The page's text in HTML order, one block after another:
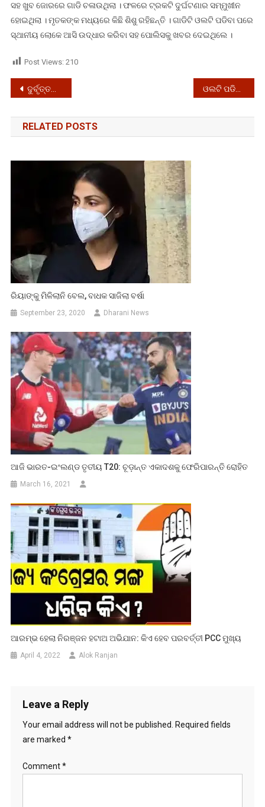
ସହ ଖୁବ ଜୋରରେ ଗାଡି ଚଳାଉଥିଲା । ଫଳରେ ଟ୍ରକଟି ଦୁର୍ଘଟଣାର ସମ୍ମୁଖୀନ
ହୋଇଥିଲା । ମୃତକଙ୍କ ମଧ୍ୟରେ କିଛି ଶିଶୁ ରହିଛନ୍ତି । ଗାଡିଟି ଓଲଟି ପଡିବା ପରେ
ସ୍ଥାନୀୟ ଲୋକେ ଆସି ଉଦ୍ଧାର କରିବା ସହ ପୋଲିସକୁ ଖବର ଦେଇଥିଲେ ।
Post Views: 210
Post
navigation
ଦୁର୍ବୃତ୍ତଙ୍କ ଗୁଳିମାଡ଼ରେ ୨ ଜଣ ଗୁରୁତର, କାରଣ ଅସ୍ପଷ୍ଟ
RELATED POSTS
ରିୟାଙ୍କୁ ମିଳିଲାନି ବେଲ, ବାଧକ ସାଜିଲା ବର୍ଷା
September 23, 2020 Dharani News
ଆଜି ଭାରତ-ଇଂଲଣ୍ଡ ତୃତୀୟ T20: ଚୂଡ଼ାନ୍ତ ଏକାଦଶକୁ ଫେରିପାରନ୍ତି ରୋହିତ
March 16, 2021
ଆରମ୍ଭ ହେଲା ନିରଞ୍ଜନ ହଟାଅ ଅଭିଯାନ: କିଏ ହେବ ପରବର୍ତ୍ତୀ PCC ମୁଖ୍ୟ
April 4, 2022 Alok Ranjan
Leave a Reply
Your email address will not be published.
Required fields
are marked *
Comment*